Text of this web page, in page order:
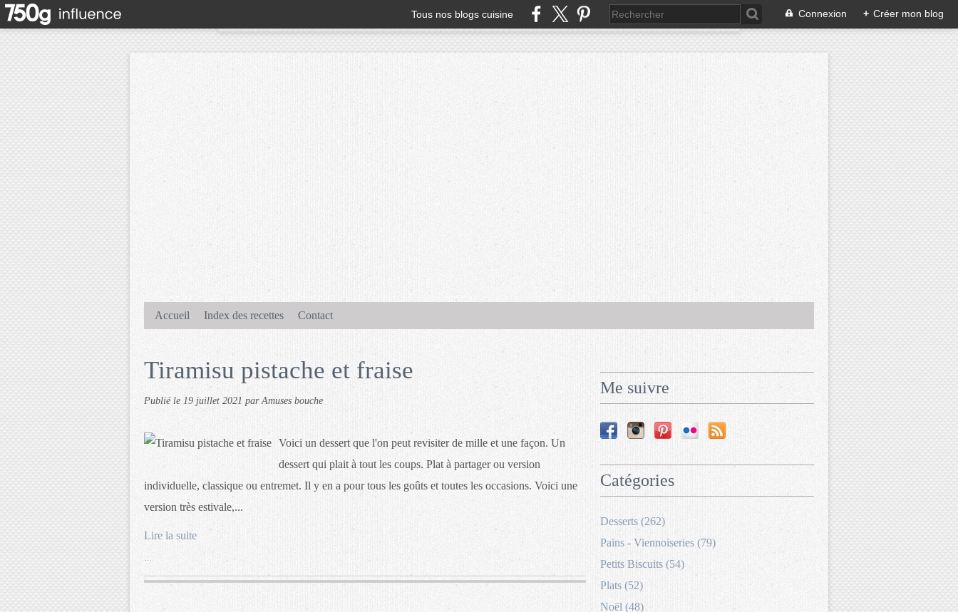
Tous nos blogs cuisine Connexion + Créer mon blog
Accueil Index des recettes Contact
Tiramisu pistache et fraise
Publié le 19 juillet 2021 par Amuses bouche
Voici un dessert que l'on peut revisiter de mille et une façon. Un
dessert qui plait à tout les coups. Plat à partager ou version
individuelle, classique ou entremet. Il y en a pour tous les goûts et toutes les occasions. Voici une
version très estivale,...
Lire la suite
Me suivre
Catégories
Desserts (262)
Pains - Viennoiseries (79)
Petits Biscuits (54)
Plats (52)
Noël (48)